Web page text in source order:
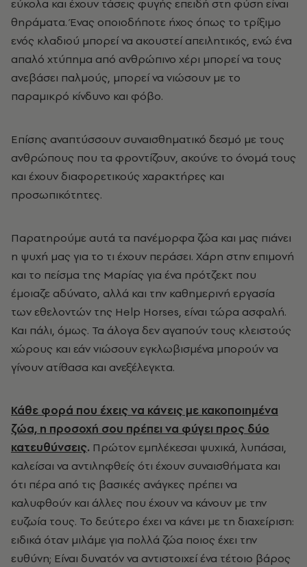
εύκολα και έχουν τάσεις φυγής επειδή στη φύση είναι
θηράματα. Ένας οποιοδήποτε ήχος όπως το τρίξιμο
ενός κλαδιού μπορεί να ακουστεί απειλητικός, ενώ ένα
απαλό χτύπημα από ανθρώπινο χέρι μπορεί να τους
ανεβάσει παλμούς, μπορεί να νιώσουν με το
παραμικρό κίνδυνο και φόβο.
Επίσης αναπτύσσουν συναισθηματικό δεσμό με τους
ανθρώπους που τα φροντίζουν, ακούνε το όνομά τους
και έχουν διαφορετικούς χαρακτήρες και
προσωπικότητες.
Παρατηρούμε αυτά τα πανέμορφα ζώα και μας πιάνει
η ψυχή μας για το τι έχουν περάσει. Χάρη στην επιμονή
και το πείσμα της Μαρίας για ένα πρότζεκτ που
έμοιαζε αδύνατο, αλλά και την καθημερινή εργασία
των εθελοντών της Help Horses, είναι τώρα ασφαλή.
Και πάλι, όμως. Τα άλογα δεν αγαπούν τους κλειστούς
χώρους και εάν νιώσουν εγκλωβισμένα μπορούν να
γίνουν ατίθασα και ανεξέλεγκτα.
Κάθε φορά που έχεις να κάνεις με κακοποιημένα
ζώα, η προσοχή σου πρέπει να φύγει προς δύο
κατευθύνσεις. Πρώτον εμπλέκεσαι ψυχικά, λυπάσαι,
καλείσαι να αντιληφθείς ότι έχουν συναισθήματα και
ότι πέρα από τις βασικές ανάγκες πρέπει να
καλυφθούν και άλλες που έχουν να κάνουν με την
ευζωία τους. Το δεύτερο έχει να κάνει με τη διαχείριση:
ειδικά όταν μιλάμε για πολλά ζώα ποιος έχει την
ευθύνη; Είναι δυνατόν να αντιστοιχεί ένα τέτοιο βάρος